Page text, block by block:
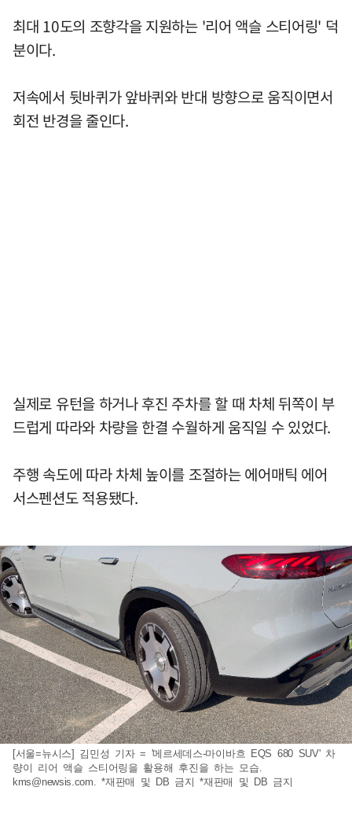
최대 10도의 조향각을 지원하는 '리어 액슬 스티어링' 덕
분이다.
저속에서 뒷바퀴가 앞바퀴와 반대 방향으로 움직이면서
회전 반경을 줄인다.
실제로 유턴을 하거나 후진 주차를 할 때 차체 뒤쪽이 부
드럽게 따라와 차량을 한결 수월하게 움직일 수 있었다.
주행 속도에 따라 차체 높이를 조절하는 에어매틱 에어
서스펜션도 적용됐다.
[서울=뉴시스] 김민성 기자 = '메르세데스-마이바흐 EQS 680 SUV' 차
량이 리어 액슬 스티어링을 활용해 후진을 하는 모습.
kms@newsis.com . *재판매 및 DB 금지 *재판매 및 DB 금지